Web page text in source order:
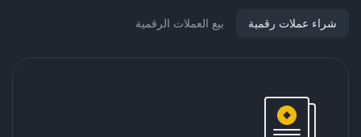
شراء عملات رقمية بيع العملات الرقمية